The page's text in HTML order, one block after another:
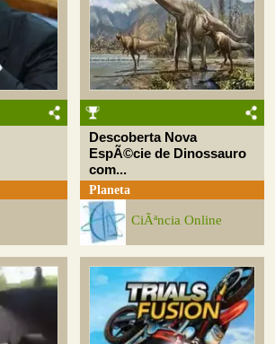
Descoberta Nova
EspÃ©cie de Dinossauro
com...
Planeta
CiÃªncia Online